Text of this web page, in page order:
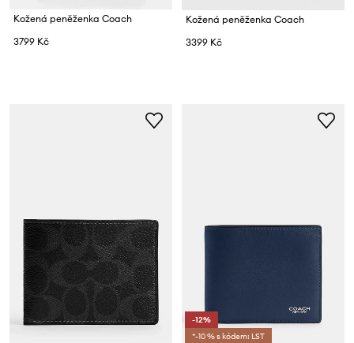
Kožená peněženka Coach
3799 Kč
Kožená peněženka Coach
3399 Kč
-12%
*-10 % s kódem: LST